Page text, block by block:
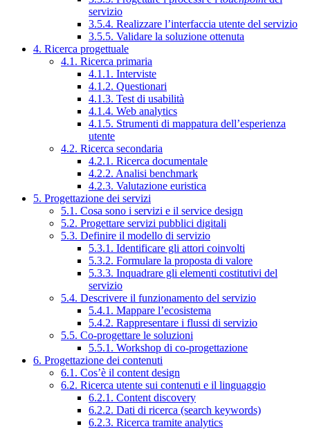
servizio
3.5.4. Realizzare l’interfaccia utente del servizio
3.5.5. Validare la soluzione ottenuta
4. Ricerca progettuale
4.1. Ricerca primaria
4.1.1. Interviste
4.1.2. Questionari
4.1.3. Test di usabilità
4.1.4. Web analytics
4.1.5. Strumenti di mappatura dell’esperienza
utente
4.2. Ricerca secondaria
4.2.1. Ricerca documentale
4.2.2. Analisi benchmark
4.2.3. Valutazione euristica
5. Progettazione dei servizi
5.1. Cosa sono i servizi e il service design
5.2. Progettare servizi pubblici digitali
5.3. Definire il modello di servizio
5.3.1. Identificare gli attori coinvolti
5.3.2. Formulare la proposta di valore
5.3.3. Inquadrare gli elementi costitutivi del
servizio
5.4. Descrivere il funzionamento del servizio
5.4.1. Mappare l’ecosistema
5.4.2. Rappresentare i flussi di servizio
5.5. Co-progettare le soluzioni
5.5.1. Workshop di co-progettazione
6. Progettazione dei contenuti
6.1. Cos’è il content design
6.2. Ricerca utente sui contenuti e il linguaggio
6.2.1. Content discovery
6.2.2. Dati di ricerca (search keywords)
6.2.3. Ricerca tramite analytics